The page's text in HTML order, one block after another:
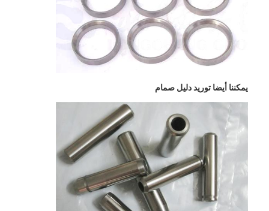
المنزل
المنتجات
يمكننا أيضا توريددليل صمام